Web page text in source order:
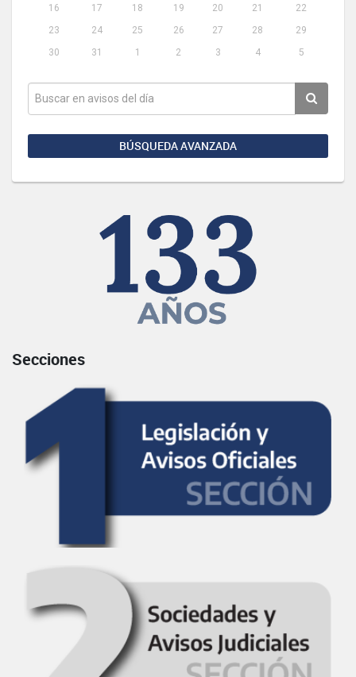
16
17 18 19 20 21
22
23
24 25 26 27 28
29
30
31 1 2 3 4 5
BÚSQUEDA AVANZADA
Secciones